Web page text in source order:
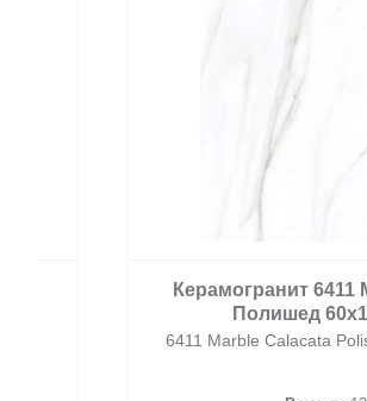
Керамогранит 6411 Марбл
Полишед 60x120
6411 Marble Calacata Polished